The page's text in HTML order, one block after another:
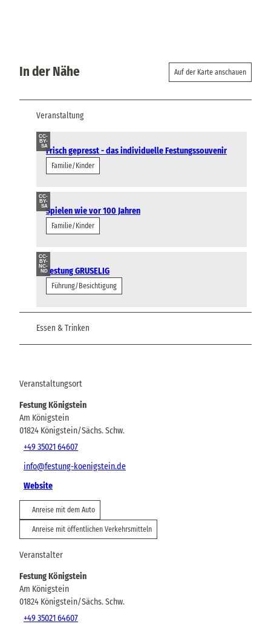
In der Nähe Auf der Karte anschauen
Veranstaltung
CC-
BY-
SAFrisch gepresst - das individuelle Festungssouvenir
Familie/Kinder
CC-
BY-
SASpielen wie vor 100 Jahren
Familie/Kinder
CC-
BY-
NC-
NDFestung GRUSELIG
Führung/Besichtigung
Essen & Trinken
Veranstaltungsort
Festung Königstein
Am Königstein
01824 Königstein/Sächs. Schw.
+49 35021 64607
info@festung-koenigstein.de
Website
Anreise mit dem Auto
Anreise mit öffentlichen Verkehrsmitteln
Veranstalter
Festung Königstein
Am Königstein
01824 Königstein/Sächs. Schw.
+49 35021 64607